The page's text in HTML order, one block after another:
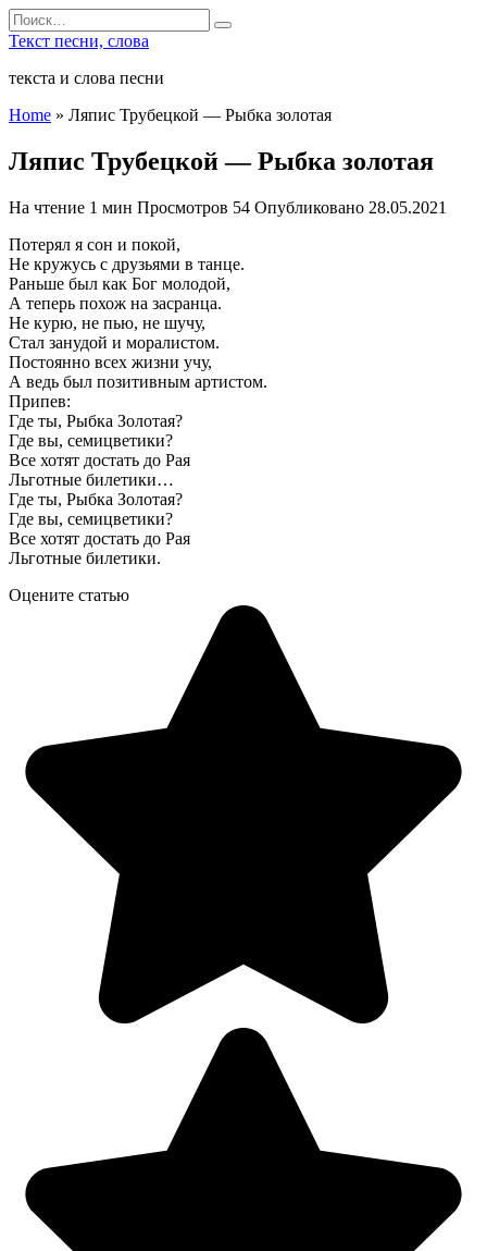
Перейти
к
Search
for:
Текст песни, слова
текста и слова песни
Home » Ляпис Трубецкой — Рыбка золотая
Ляпис Трубецкой — Рыбка золотая
На чтение 1 мин Просмотров 54 Опубликовано 28.05.2021
Потерял я сон и покой,
Не кружусь с друзьями в танце.
Раньше был как Бог молодой,
А теперь похож на засранца.
Не курю, не пью, не шучу,
Стал занудой и моралистом.
Постоянно всех жизни учу,
А ведь был позитивным артистом.
Припев:
Где ты, Рыбка Золотая?
Где вы, семицветики?
Все хотят достать до Рая
Льготные билетики…
Где ты, Рыбка Золотая?
Где вы, семицветики?
Все хотят достать до Рая
Льготные билетики.
Оцените статью